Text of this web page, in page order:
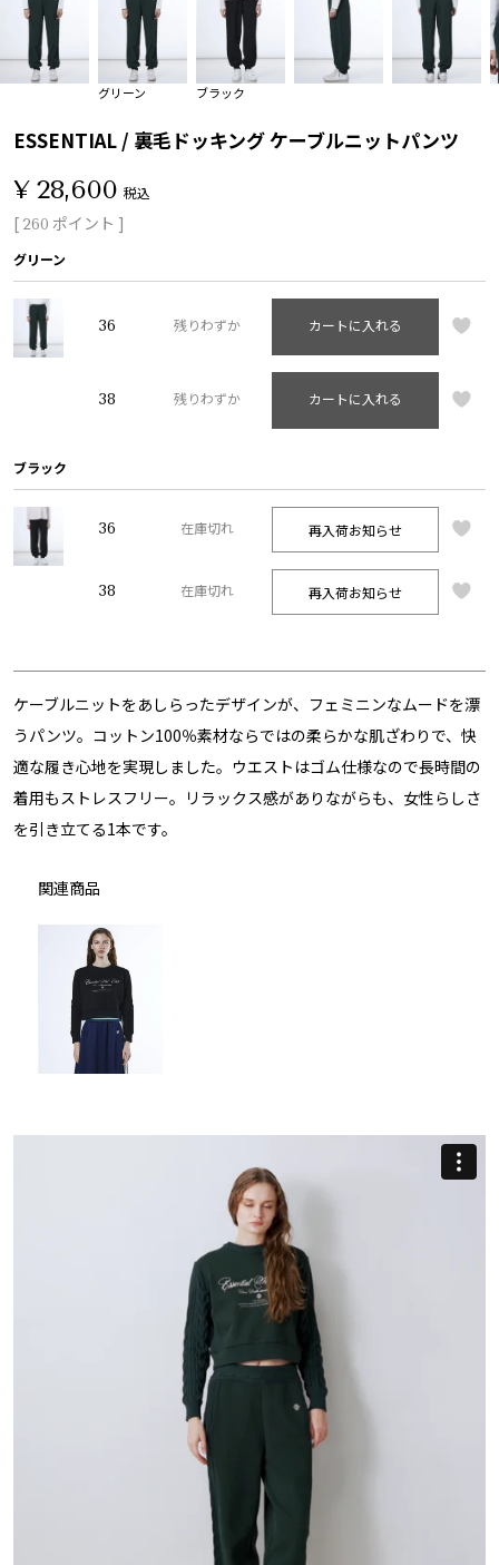
グリーン ブラック
ESSENTIAL / 裏毛ドッキング ケーブルニットパンツ
¥ 28,600 税込
[ 260 ポイント ]
グリーン
36 残りわずか カートに入れる
38 残りわずか カートに入れる
ブラック
36 在庫切れ 再入荷お知らせ
38 在庫切れ 再入荷お知らせ
ケーブルニットをあしらったデザインが、フェミニンなムードを漂
うパンツ。コットン100％素材ならではの柔らかな肌ざわりで、快
適な履き心地を実現しました。ウエストはゴム仕様なので長時間の
着用もストレスフリー。リラックス感がありながらも、女性らしさ
を引き立てる1本です。
関連商品